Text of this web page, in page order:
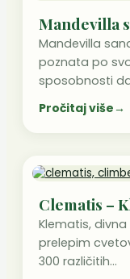
Mandevilla
Mandevilla
poznata po
sposobnosti
Pročitaj više→
Clematis –
Klematis,
prelepim
300 različitih…